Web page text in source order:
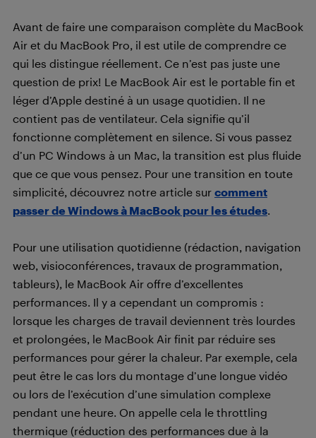
Avant de faire une comparaison complète du MacBook
Air et du MacBook Pro, il est utile de comprendre ce
qui les distingue réellement. Ce n’est pas juste une
question de prix! Le MacBook Air est le portable fin et
léger d’Apple destiné à un usage quotidien. Il ne
contient pas de ventilateur. Cela signifie qu’il
fonctionne complètement en silence. Si vous passez
d’un PC Windows à un Mac, la transition est plus fluide
que ce que vous pensez. Pour une transition en toute
simplicité, découvrez notre article sur comment
passer de Windows à MacBook pour les études.
Pour une utilisation quotidienne (rédaction, navigation
web, visioconférences, travaux de programmation,
tableurs), le MacBook Air offre d’excellentes
performances. Il y a cependant un compromis :
lorsque les charges de travail deviennent très lourdes
et prolongées, le MacBook Air finit par réduire ses
performances pour gérer la chaleur. Par exemple, cela
peut être le cas lors du montage d’une longue vidéo
ou lors de l’exécution d’une simulation complexe
pendant une heure. On appelle cela le throttling
thermique (réduction des performances due à la